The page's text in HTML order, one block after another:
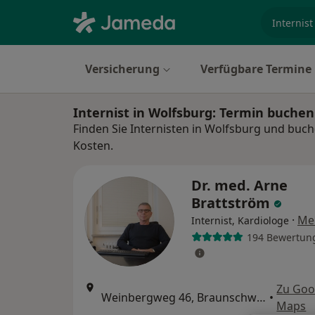
Versicherung Verfügbare Termine
Internist in Wolfsburg: Termin
Finden Sie Internisten in Wolfsburg und
Kosten.
Dr. med. Arne
Brattström
Internist, Kardiologe ·
194
Weinbergweg 46, Braunschweig •
Zu
Maps